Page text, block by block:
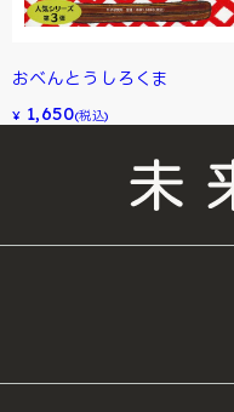
おべんとうしろくま
¥ 1,650(税込)